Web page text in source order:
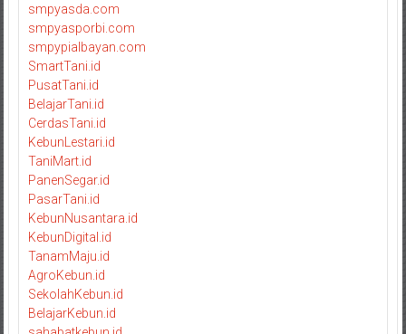
smpyasda.com
smpyasporbi.com
smpypialbayan.com
SmartTani.id
PusatTani.id
BelajarTani.id
CerdasTani.id
KebunLestari.id
TaniMart.id
PanenSegar.id
PasarTani.id
KebunNusantara.id
KebunDigital.id
TanamMaju.id
AgroKebun.id
SekolahKebun.id
BelajarKebun.id